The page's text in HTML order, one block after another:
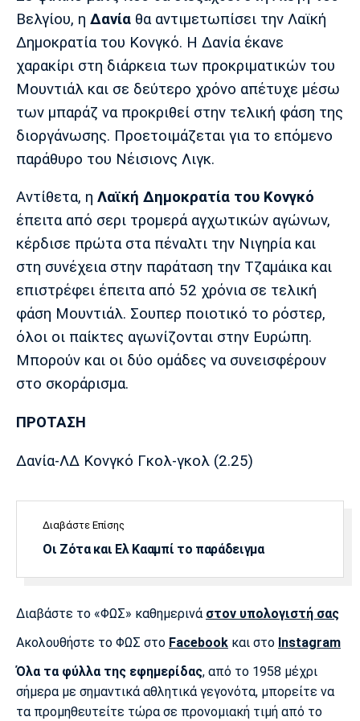
Πολιτισμός
Τραγούδια
Cine Spot
Running
Media
Παρασκήνιο
Πρόγραμμα TV
Ιωνικός Κηφισιά Πανσερραϊκός
Μαδρίτης
Μαδρίτης
Μάντσεστερ
Γιουνάιτεντ
Τσέλσι Άρσεναλ
Λίβερπουλ
Μάντσεστερ
Γιουβέντους
Ίντερ Μίλαν Μπάγερν
Μπορούσια
Παρί Σεν
Μαρσέιγ
Μονακό
Ερυθρός
Τότεναμ
Βελγίου, η Δανία θα αντιμετωπίσει την Λαϊκή
Δημοκρατία του Κονγκό. Η Δανία έκανε
χαρακίρι στη διάρκεια των προκριματικών του
Μουντιάλ και σε δεύτερο χρόνο απέτυχε μέσω
των μπαράζ να προκριθεί στην τελική φάση της
διοργάνωσης. Προετοιμάζεται για το επόμενο
παράθυρο του Νέισιονς Λιγκ.
Αντίθετα, η Λαϊκή Δημοκρατία του Κονγκό
έπειτα από σερι τρομερά αγχωτικών αγώνων,
κέρδισε πρώτα στα πέναλτι την Νιγηρία και
στη συνέχεια στην παράταση την Τζαμάικα και
επιστρέφει έπειτα από 52 χρόνια σε τελική
φάση Μουντιάλ. Σουπερ ποιοτικό το ρόστερ,
όλοι οι παίκτες αγωνίζονται στην Ευρώπη.
Μπορούν και οι δύο ομάδες να συνεισφέρουν
στο σκοράρισμα.
ΠΡΟΤΑΣΗ
Δανία-ΛΔ Κονγκό Γκολ-γκολ (2.25)
Διαβάστε Επίσης
Οι Ζότα και Ελ Κααμπί το παράδειγμα
Διαβάστε το «ΦΩΣ» καθημερινά στον υπολογιστή σας
Ακολουθήστε το ΦΩΣ στο Facebook και στο Instagram
Όλα τα φύλλα της εφημερίδας, από το 1958 μέχρι
σήμερα με σημαντικά αθλητικά γεγονότα, μπορείτε να
τα προμηθευτείτε τώρα σε προνομιακή τιμή από το